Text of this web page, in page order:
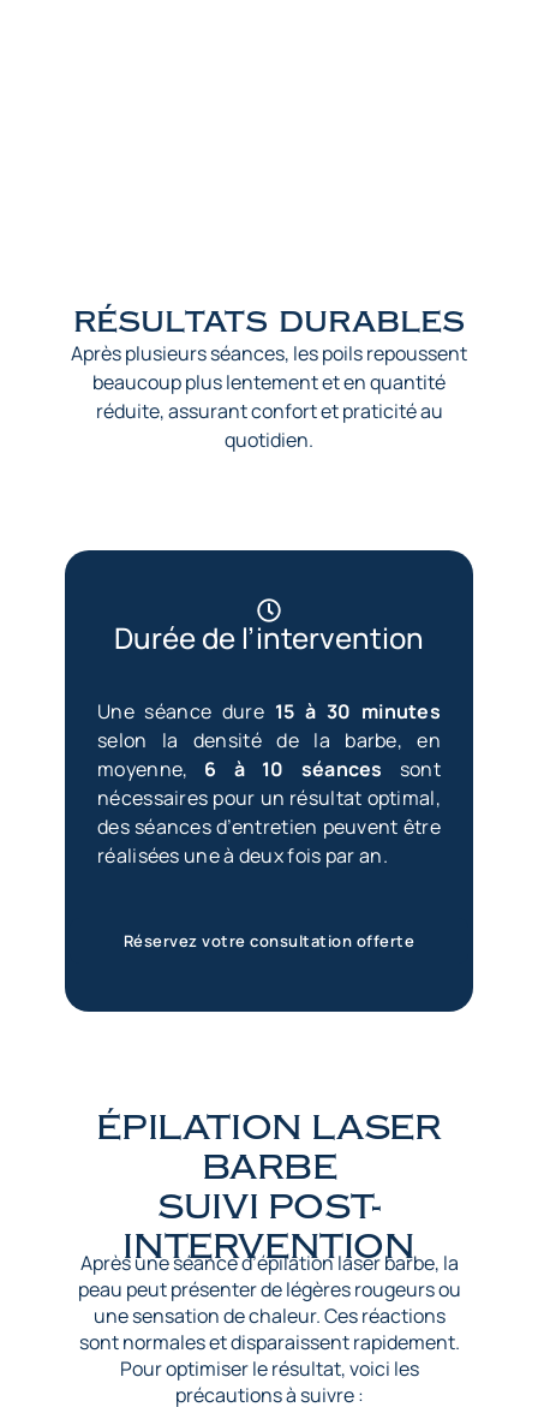
résultats durables
Après plusieurs séances, les poils repoussent
beaucoup plus lentement et en quantité
réduite, assurant confort et praticité au
quotidien.
Durée de l’intervention
Une séance dure 15 à 30 minutes
selon la densité de la barbe, en
moyenne, 6 à 10 séances sont
nécessaires pour un résultat optimal,
des séances d’entretien peuvent être
réalisées une à deux fois par an.
Réservez votre consultation offerte
ÉPILATION LASER
BARBE
SUIVI POST-
INTERVENTION
Après une séance d’épilation laser barbe, la
peau peut présenter de légères rougeurs ou
une sensation de chaleur. Ces réactions
sont normales et disparaissent rapidement.
Pour optimiser le résultat, voici les
précautions à suivre :